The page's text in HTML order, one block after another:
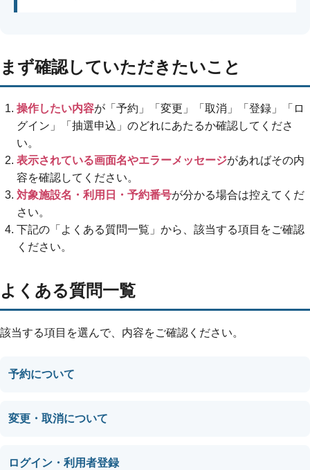
まず確認していただきたいこと
操作したい内容が「予約」「変更」「取消」「登録」「ロ
グイン」「抽選申込」のどれにあたるか確認してくださ
い。
表示されている画面名やエラーメッセージがあればその内
容を確認してください。
対象施設名・利用日・予約番号が分かる場合は控えてくだ
さい。
下記の「よくある質問一覧」から、該当する項目をご確認
ください。
よくある質問一覧
該当する項目を選んで、内容をご確認ください。
予約について
変更・取消について
ログイン・利用者登録